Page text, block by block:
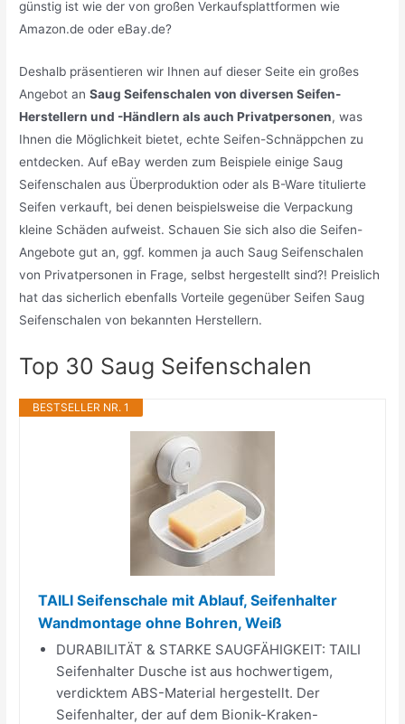
günstig ist wie der von großen Verkaufsplattformen wie
Amazon.de oder eBay.de?
Deshalb präsentieren wir Ihnen auf dieser Seite ein großes
Angebot anSaug Seifenschalen von diversen Seifen-
Herstellern und -Händlern als auch Privatpersonen, was
Ihnen die Möglichkeit bietet, echte Seifen-Schnäppchen zu
entdecken. Auf eBay werden zum Beispiele einige Saug
Seifenschalen aus Überproduktion oder als B-Ware titulierte
Seifen verkauft, bei denen beispielsweise die Verpackung
kleine Schäden aufweist. Schauen Sie sich also die Seifen-
Angebote gut an, ggf. kommen ja auch Saug Seifenschalen
von Privatpersonen in Frage, selbst hergestellt sind?! Preislich
hat das sicherlich ebenfalls Vorteile gegenüber Seifen Saug
Seifenschalen von bekannten Herstellern.
Top 30 Saug Seifenschalen
BESTSELLER NR. 1
TAILI Seifenschale mit Ablauf, Seifenhalter
Wandmontage ohne Bohren, Weiß
DURABILITÄT & STARKE SAUGFÄHIGKEIT: TAILI
Seifenhalter Dusche ist aus hochwertigem,
verdicktem ABS-Material hergestellt. Der
Seifenhalter, der auf dem Bionik-Kraken-